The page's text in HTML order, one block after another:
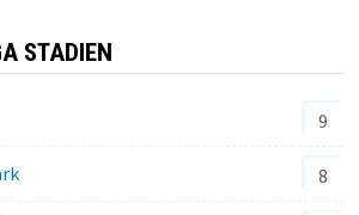
STADIEN
9
8